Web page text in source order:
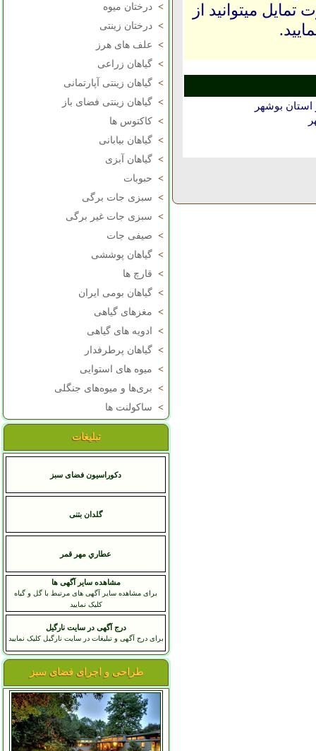
> درختان میوه
> درختان زینتی
> علف های هرز
> گیاهان زراعی
> گیاهان زینتی آپارتمانی
> گیاهان زینتی فضای باز
> کاکتوس ها
> گیاهان بیابانی
> گیاهان آبزی
> حبوبات
> سبزی جات برگی
> سبزی جات غیر برگی
> صیفی جات
> گیاهان پوششی
> قارچ ها
> گیاهان بومی ایران
> مغزهای گیاهی
>
ادویه های گیاهی
> گیاهان پرطرفدار
> میوه های استوایی
> بری‌ها و میوه‌های جنگلی
> ساکولنت ها
تبلیغات
دکوراسیون فضای سبز
گلدان بتنی
عطاري مهر قمر
مشاهده سایر آگهی ها
برای مشاهده سایر آگهی های مرتبط با گل و گیاه
کلیک نمایید
درج آگهی در سایت نارگیل
برای درج آگهی و تبلیغات در سایت نارگیل کلیک نمایید
طراحی و اجرای فضای سبز
میتوانید از
بوشهر